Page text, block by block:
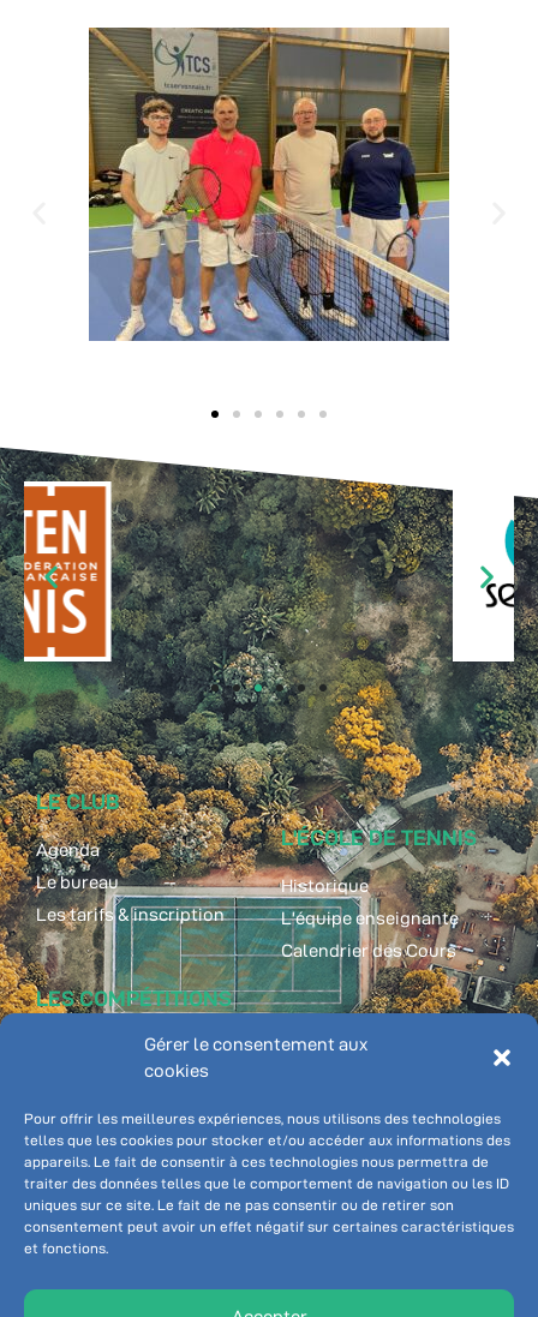
Gérer le consentement aux
cookies
Pour offrir les meilleures expériences, nous utilisons des technologies
telles que les cookies pour stocker et/ou accéder aux informations des
appareils. Le fait de consentir à ces technologies nous permettra de
traiter des données telles que le comportement de navigation ou les ID
uniques sur ce site. Le fait de ne pas consentir ou de retirer son
consentement peut avoir un effet négatif sur certaines caractéristiques
et fonctions.
LE CLUB
Agenda
Le bureau
Les tarifs & inscription
L'ÉCOLE DE TENNIS
Historique
L'équipe enseignante
Calendrier des Cours
LES COMPÉTITIONS
Classements
Championnat individuel
Championnat par équipe
ADHÉRENT
Pôle Tennis Inter-
communale
Booky - réservation
Connexion
NOUS SUIVRE